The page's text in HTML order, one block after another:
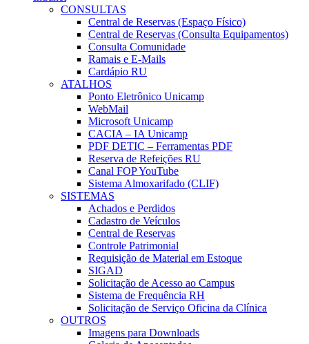
CONSULTAS
Central de Reservas (Espaço Físico)
Central de Reservas (Consulta Equipamentos)
Consulta Comunidade
Ramais e E-Mails
Cardápio RU
ATALHOS
Ponto Eletrônico Unicamp
WebMail
Microsoft Unicamp
CACIA – IA Unicamp
PDF DETIC – Ferramentas PDF
Reserva de Refeições RU
Canal FOP YouTube
Sistema Almoxarifado (CLIF)
SISTEMAS
Achados e Perdidos
Cadastro de Veículos
Central de Reservas
Controle Patrimonial
Requisição de Material em Estoque
SIGAD
Solicitação de Acesso ao Campus
Sistema de Frequência RH
Solicitação de Serviço Oficina da Clínica
OUTROS
Imagens para Downloads